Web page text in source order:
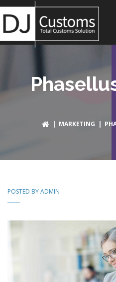
| MARKETING |
POSTED BYADMIN